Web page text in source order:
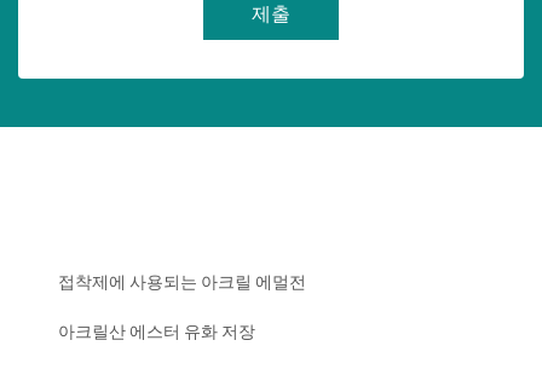
제출
접착제에 사용되는 아크릴 에멀전
아크릴산 에스터 유화 저장